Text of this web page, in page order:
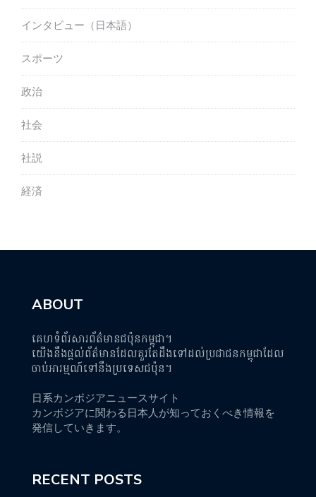
インタビュー（日本語）
スポーツ
政治
社会
社説
経済
ABOUT
គេហទំព័រសារព័ត៌មានជប៉ុនកម្ពុជា។
យើងនឹងផ្តល់ព័ត៌មានដែលគួរតែដឹងទៅដល់ប្រជាជនកម្ពុជាដែល
ចាប់អារម្មណ៍ទៅនឹងប្រទេសជប៉ុន។
日系カンボジアニュースサイト
カンボジアに関わる日本人が知っておくべき情報を
発信していきます。
RECENT POSTS